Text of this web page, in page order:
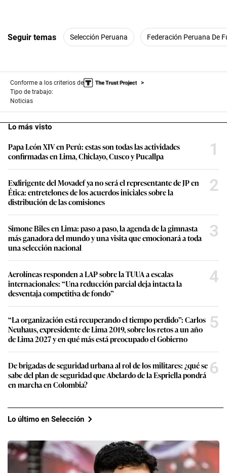
Seguir temas Selección Peruana Federación Peruana De
Conforme a los criterios de
Tipo de trabajo:
Noticias
Lo más visto
Papa León XIV en Perú: estas son todas las actividades
confirmadas en Lima, Chiclayo, Cusco y Pucallpa
1
Exdirigente del Movadef ya no será el representante de JP en
Ética: entretelones de los acuerdos iniciales sobre la
distribución de las comisiones
2
Simone Biles en Lima: paso a paso, la agenda de la gimnasta
más ganadora del mundo y una visita que emocionará a toda
una selección nacional
3
Aerolíneas responden a LAP sobre la TUUA a escalas
internacionales: “Una reducción parcial deja intacta la
desventaja competitiva de fondo”
4
“La organización está recuperando el tiempo perdido”: Carlos
Neuhaus, expresidente de Lima 2019, sobre los retos a un año
de Lima 2027 y en qué más está preocupado el Gobierno
5
De brigadas de seguridad urbana al rol de los militares: ¿qué se
sabe del plan de seguridad que Abelardo de la Espriella pondrá
en marcha en Colombia?
6
Lo último en Selección